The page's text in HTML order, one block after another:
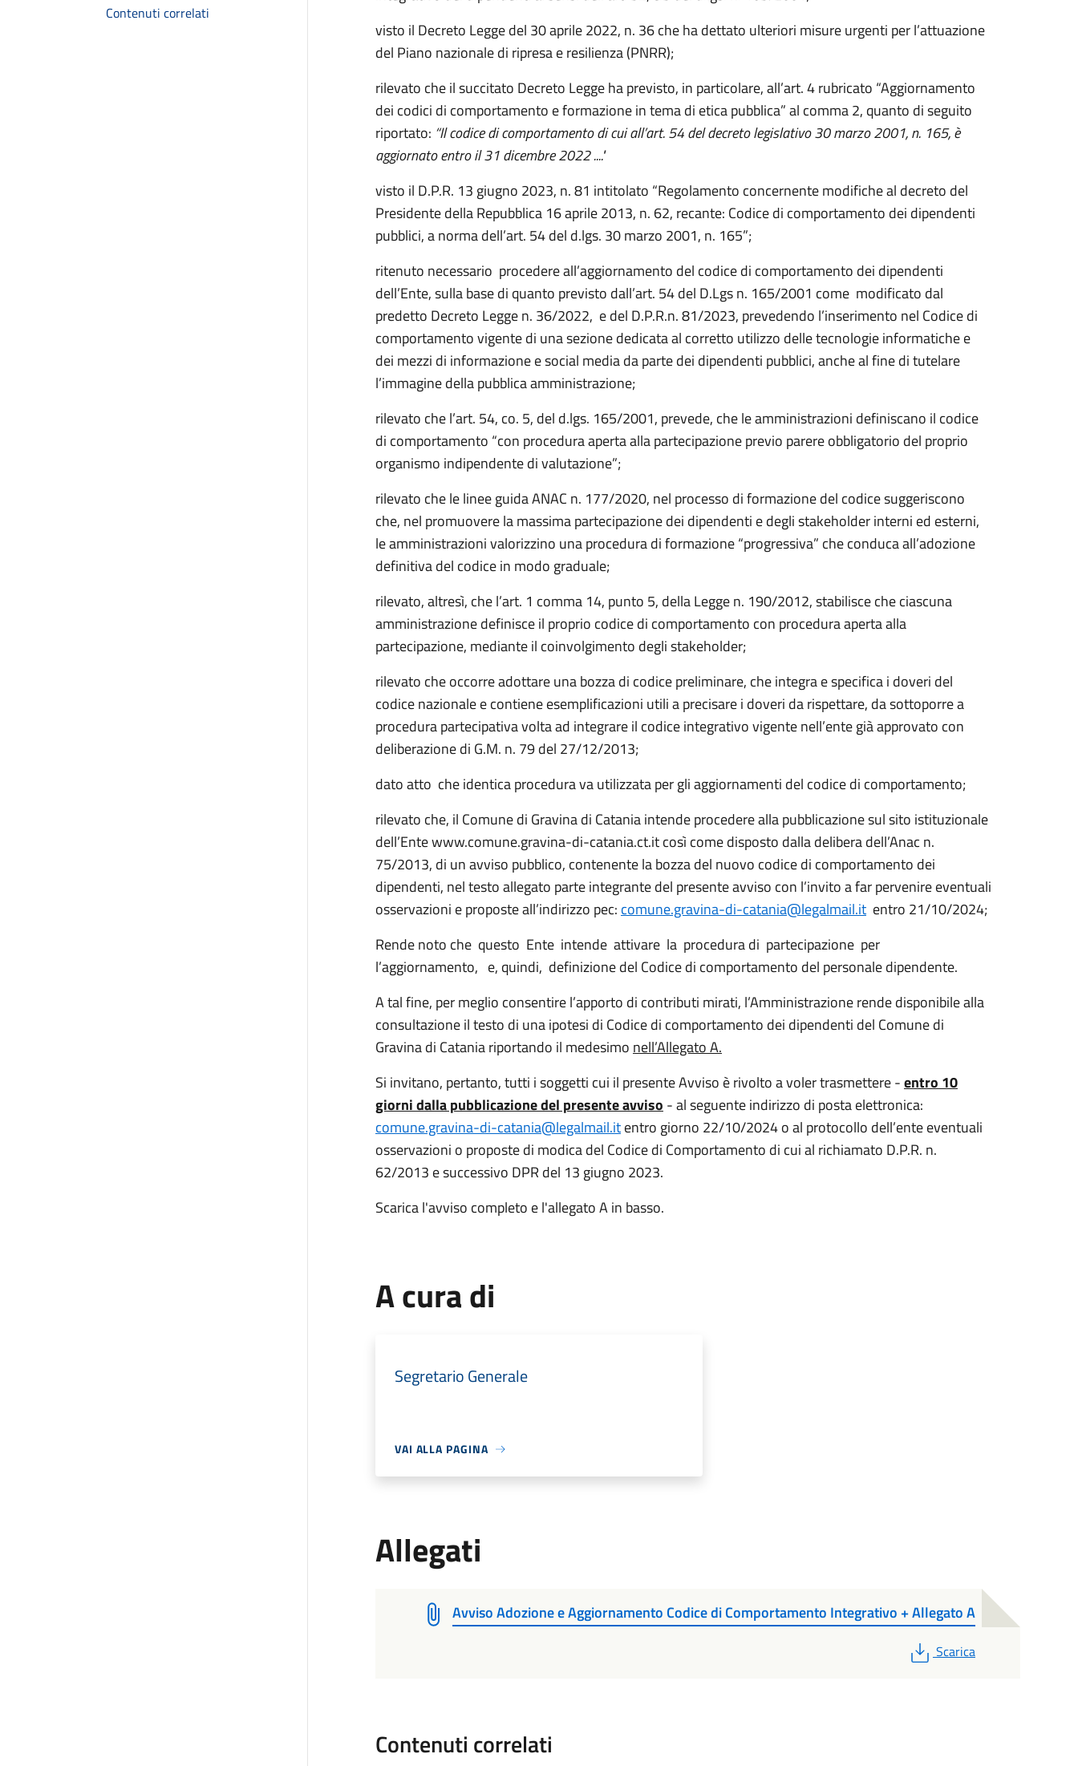
Contenuti correlati
visto il Decreto Legge del 30 aprile 2022, n. 36 che ha dettato ulteriori misure urgenti per l’attuazione
del Piano nazionale di ripresa e resilienza (PNRR);
rilevato che il succitato Decreto Legge ha previsto, in particolare, all’art. 4 rubricato “Aggiornamento
dei codici di comportamento e formazione in tema di etica pubblica” al comma 2, quanto di seguito
riportato: “Il codice di comportamento di cui all’art. 54 del decreto legislativo 30 marzo 2001, n. 165, è
aggiornato entro il 31 dicembre 2022 ...."
visto il D.P.R. 13 giugno 2023, n. 81 intitolato “Regolamento concernente modifiche al decreto del
Presidente della Repubblica 16 aprile 2013, n. 62, recante: Codice di comportamento dei dipendenti
pubblici, a norma dell’art. 54 del d.lgs. 30 marzo 2001, n. 165”;
ritenuto necessario procedereall’aggiornamento del codice di comportamento dei dipendenti
dell’Ente, sulla base di quanto previsto dall’art. 54 del D.Lgs n. 165/2001 come modificato dal
predetto Decreto Legge n. 36/2022, e del D.P.R.n. 81/2023, prevedendo l’inserimento nel Codice di
comportamento vigente di una sezione dedicata al corretto utilizzo delle tecnologie informatiche e
dei mezzi di informazione e social media da parte dei dipendenti pubblici, anche al fine di tutelare
l’immagine della pubblica amministrazione;
rilevato chel’art. 54, co. 5, del d.lgs. 165/2001, prevede, che le amministrazioni definiscano il codice
di comportamento “con procedura aperta alla partecipazione previo parere obbligatorio del proprio
organismo indipendente di valutazione”;
rilevato che le linee guida ANAC n. 177/2020, nel processo di formazione del codice suggeriscono
che, nel promuovere la massima partecipazione dei dipendenti e degli stakeholder interni ed esterni,
le amministrazioni valorizzino una procedura di formazione “progressiva” che conduca all’adozione
definitiva del codice in modo graduale;
rilevato, altresì, che l’art. 1 comma 14, punto 5, della Legge n. 190/2012, stabilisce che ciascuna
amministrazione definisce il proprio codice di comportamento con procedura aperta alla
partecipazione, mediante il coinvolgimento degli stakeholder;
rilevato che occorre adottare una bozza di codice preliminare, che integra e specifica i doveri del
codice nazionale e contiene esemplificazioni utili a precisare i doveri da rispettare, da sottoporre a
procedura partecipativa volta ad integrare il codice integrativo vigente nell’ente già approvato con
deliberazione di G.M. n. 79 del 27/12/2013;
dato atto che identica procedura va utilizzata per gli aggiornamenti del codice di comportamento;
rilevato che, il Comune di Gravina di Catania intende procedere alla pubblicazione sul sito istituzionale
dell’Ente www.comune.gravina-di-catania.ct.it così come disposto dalla delibera dell’Anac n.
75/2013, di un avviso pubblico, contenente la bozza del nuovo codice di comportamento dei
dipendenti, nel testo allegato parte integrante del presente avviso con l’invito a far pervenire eventuali
osservazioni e proposte all’indirizzo pec: comune.gravina-di-catania@legalmail.itentro 21/10/2024;
Rende noto che questo Ente intende attivare la procedura di partecipazione per
l’aggiornamento, e, quindi, definizione del Codice di comportamento del personale dipendente.
A tal fine, per meglio consentire l’apporto di contributi mirati, l’Amministrazione rende disponibile alla
consultazione il testo di una ipotesi di Codice di comportamento dei dipendenti del Comune di
Gravina di Catania riportando il medesimo nell’Allegato A.
Si invitano, pertanto, tutti i soggetti cui il presente Avviso è rivolto a voler trasmettere-entro 10
giorni dalla pubblicazione del presente avviso - al seguente indirizzo di posta elettronica:
comune.gravina-di-catania@legalmail.itentro giorno 22/10/2024 o al protocollo dell’ente eventuali
osservazioni o proposte di modica del Codice di Comportamento di cui al richiamato D.P.R. n.
62/2013 e successivo DPR del 13 giugno 2023.
Scarica l'avviso completo e l'allegato A in basso.
A cura di
Segretario Generale
VAI ALLA PAGINA
Allegati
Avviso Adozione e Aggiornamento Codice di Comportamento Integrativo + Allegato A
PDF
Scarica
Contenuti correlati